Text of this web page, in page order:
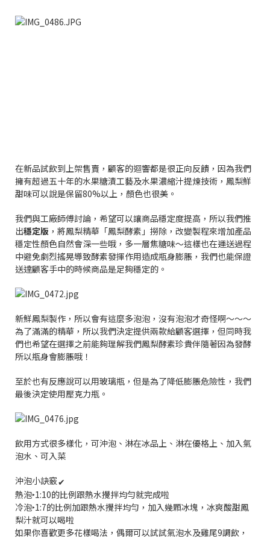
在新品試飲到上架售賣，顧客的迴響都是很正向反饋，因為我們
擁有超過五十年的水果糖漬工藝及水果濃縮汁提煉技術，鳳梨鮮
甜味可以說是保留80%以上，顏色也很美。
我們與工廠師傅討論，希望可以讓商品穩定度提高，所以我們推
出穩定版 ，將鳳梨精華「鳳梨酵素」撈除，改變製程來增加產品
穩定性顏色自然會深一些哦，多一層焦糖味～這樣也在運送過程
中避免劇烈搖晃導致酵素發揮作用造成瓶身膨脹，我們也能保證
送達顧客手中的時候商品是足夠穩定的。
新鮮鳳梨製作，所以會有這麼多泡泡，沒有泡泡才奇怪啊～～～
為了滿滿的精華，所以我們決定提供兩款給顧客選擇，但同時我
們也希望在選擇之前能夠理解我們鳳梨酵素珍貴伴隨著因為發酵
所以瓶身會膨脹哦！
至於也有反應說可以用玻璃瓶，但是為了降低膨脹危險性，我們
最後決定使用壓克力瓶。
飲用方式很多樣化，可沖泡、淋在冰品上、淋在優格上、加入氣
泡水、可入菜
沖泡小訣竅✔︎
熱泡‣1:10的比例跟熱水攪拌均勻就完成啦
冷泡‣1:7的比例加跟熱水攪拌均勻，加入幾顆冰塊，冰爽酸甜鳳
梨汁就可以喝啦
如果你喜歡更多花樣喝法，偶爾可以試試氣泡水及雞尾9調飲，